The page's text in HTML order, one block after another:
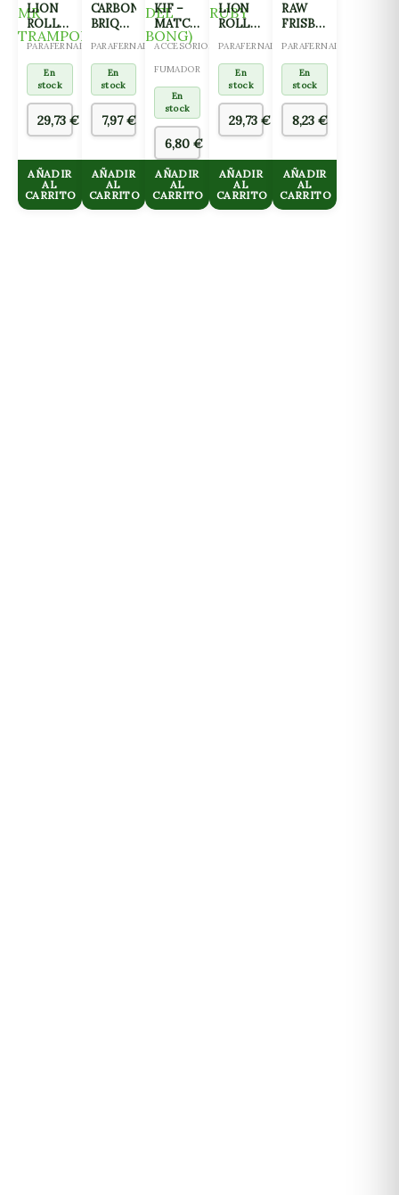
LION
ROLLING
CIRCUS
FIGURA
RESINA
CRAFT
MR
TRAMPOLINE
PARAFERNALIA
En
stock
29,73 €
AÑADIR
AL
CARRITO
CARBONKO
BRIQUETAS
BOLSA
3KG
PARAFERNALIA
En
stock
7,97€
AÑADIR
AL
CARRITO
KIF –
MATCH
NANO
ADHESIVO
(SOPORTE
ESTABILIDAD
DEL
BONG)
ACCESORIOS
FUMADOR
En
stock
6,80€
AÑADIR
AL
CARRITO
LION
ROLLING
FIGURA
RESINA
CRAFT
RUBY
PARAFERNALIA
En
stock
29,73 €
AÑADIR
AL
CARRITO
RAW
FRISBEE
PUFF-
PASS
PARAFERNALIA
En
stock
8,23€
AÑADIR
AL
CARRITO